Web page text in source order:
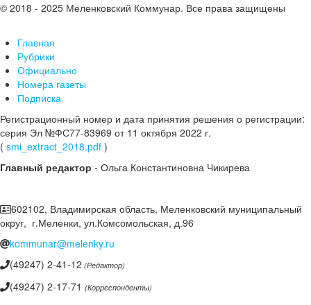
© 2018 - 2025 Меленковский Коммунар. Все права защищены
Главная
Рубрики
Официально
Номера газеты
Подписка
Регистрационный номер и дата принятия решения о регистрации:
серия Эл №ФС77-83969 от 11 октября 2022 г.
( smi_extract_2018.pdf )
Главный редактор - Ольга Константиновна Чикирева
602102, Владимирская область, Меленковский муниципальный
округ, г.Меленки, ул.Комсомольская, д.96
kommunar@melenky.ru
(49247) 2-41-12 (Редактор)
(49247) 2-17-71 (Корреспонденты)